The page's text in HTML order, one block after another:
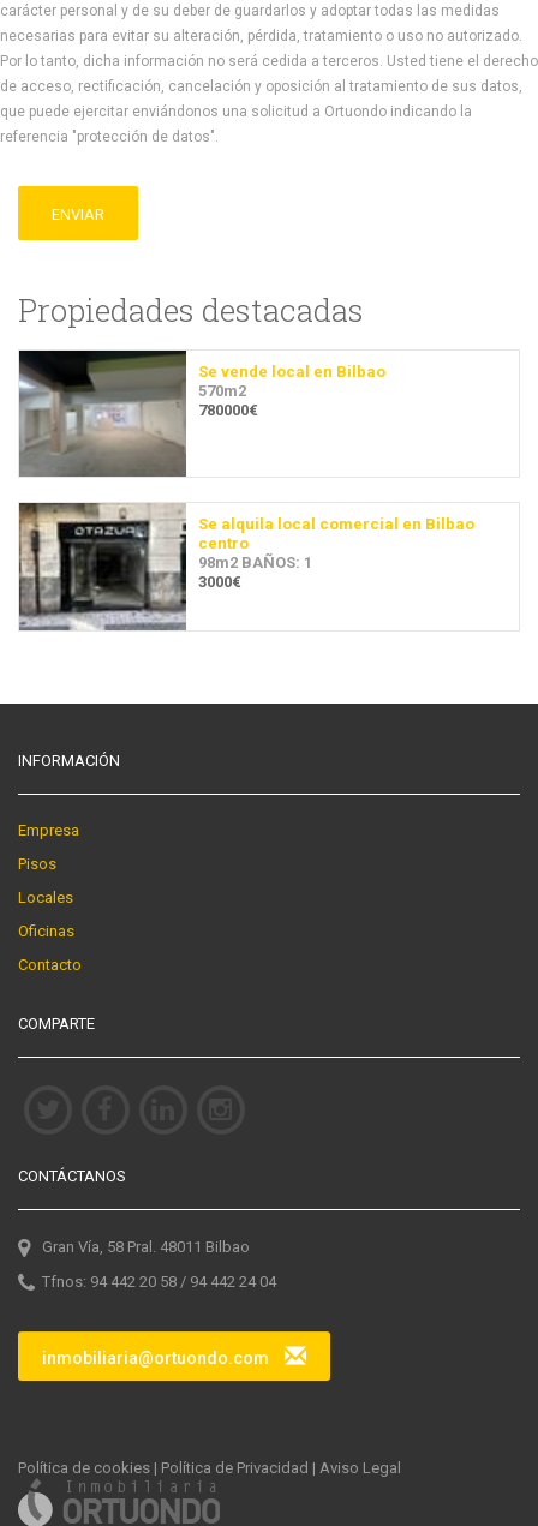
carácter personal y de su deber de guardarlos y adoptar todas las medidas
necesarias para evitar su alteración, pérdida, tratamiento o uso no autorizado.
Por lo tanto, dicha información no será cedida a terceros. Usted tiene el derecho
de acceso, rectificación, cancelación y oposición al tratamiento de sus datos,
que puede ejercitar enviándonos una solicitud a Ortuondo indicando la
referencia "protección de datos".
ENVIAR
Propiedades destacadas
Se vende local en Bilbao
570m2
780000€
Se alquila local comercial en Bilbao
centro
98m2 BAÑOS: 1
3000€
INFORMACIÓN
Empresa
Pisos
Locales
Oficinas
Contacto
COMPARTE
CONTÁCTANOS
Gran Vía, 58 Pral. 48011 Bilbao
Tfnos: 94 442 20 58 / 94 442 24 04
inmobiliaria@ortuondo.com
Política de cookies | Política de Privacidad | Aviso Legal